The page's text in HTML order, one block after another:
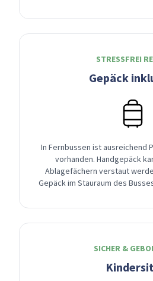
STRESSFREI
Gepäck
In Fernbussen ist ausreichend
vorhanden. Handgepäck
Ablagefächern verstaut
Gepäck im Stauraum des
SICHER &